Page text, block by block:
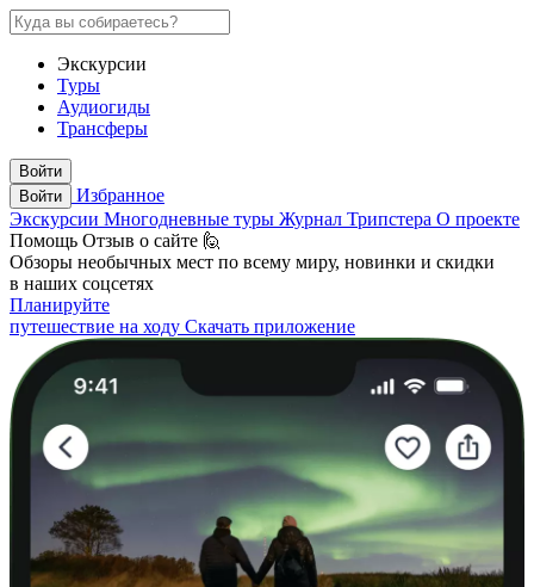
Экскурсии
Туры
Аудиогиды
Трансферы
Войти
Войти
Избранное
Экскурсии Многодневные туры Журнал Трипстера О проекте
Помощь Отзыв о сайте 🙋
Обзоры необычных мест по всему миру, новинки и скидки
в наших соцсетях
Планируйте
путешествие на ходу Скачать приложение